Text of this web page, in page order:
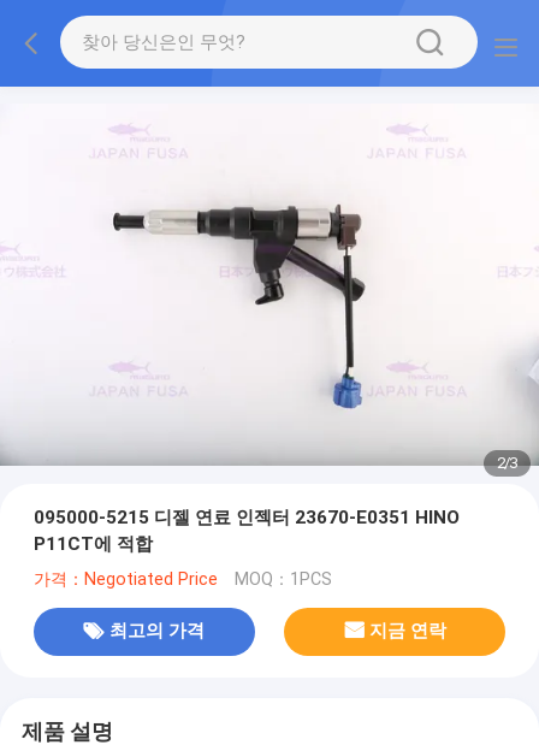
2/3
095000-5215 디젤 연료 인젝터 23670-E0351 HINO
P11CT에 적합
가격：Negotiated Price MOQ：1PCS
최고의 가격 지금 연락
제품 설명